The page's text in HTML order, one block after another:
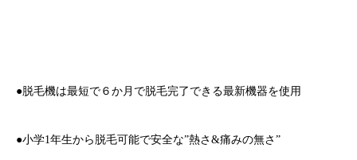
●脱毛機は最短で６か月で脱毛完了できる最新機器を使用
●小学1年生から脱毛可能で安全な”熱さ&痛みの無さ”